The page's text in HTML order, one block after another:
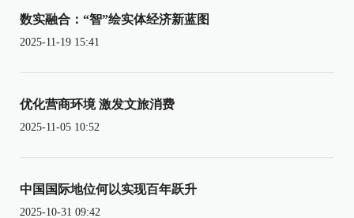
数实融合：“智”绘实体经济新蓝图
2025-11-19 15:41
优化营商环境 激发文旅消费
2025-11-05 10:52
中国国际地位何以实现百年跃升
2025-10-31 09:42